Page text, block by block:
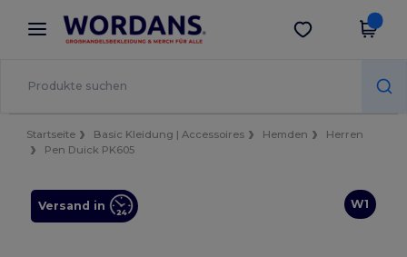
× Wordans App
Bessere Preise in der App!
App holen
Startseite Basic Kleidung | Accessoires Hemden
Herren
Pen Duick PK605
W1
Versand in